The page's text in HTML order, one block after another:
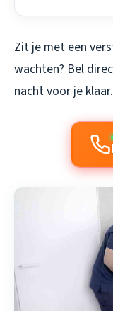
Zit je met een
wachten? Bel
nacht voor je klaar.